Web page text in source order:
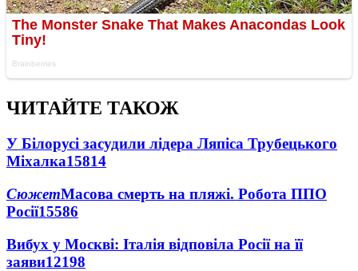
ЧИТАЙТЕ ТАКОЖ
У Білорусі засудили лідера Ляпіса Трубецького
Міхалка15814
СюжетМасова смерть на пляжі. Робота ППО
Росії15586
Вибух у Москві: Італія відповіла Росії на її
заяви12198